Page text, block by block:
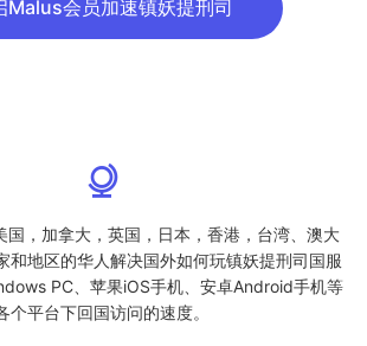
Malus会员加速镇妖提刑司
国，加拿大，英国，日本，香港，台湾、澳大
和地区的华人解决国外如何玩镇妖提刑司国服
PC、苹果iOS手机、安卓Android手机等
个平台下回国访问的速度。